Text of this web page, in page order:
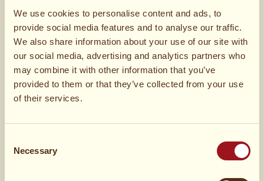
We use cookies to personalise content and ads, to
provide social media features and to analyse our traffic.
We also share information about your use of our site with
our social media, advertising and analytics partners who
may combine it with other information that you’ve
provided to them or that they’ve collected from your use
of their services.
Selection
Necessary
1 TLSesam
1Pak Choi
1 TL Sambal Oelek
1rote Paprika